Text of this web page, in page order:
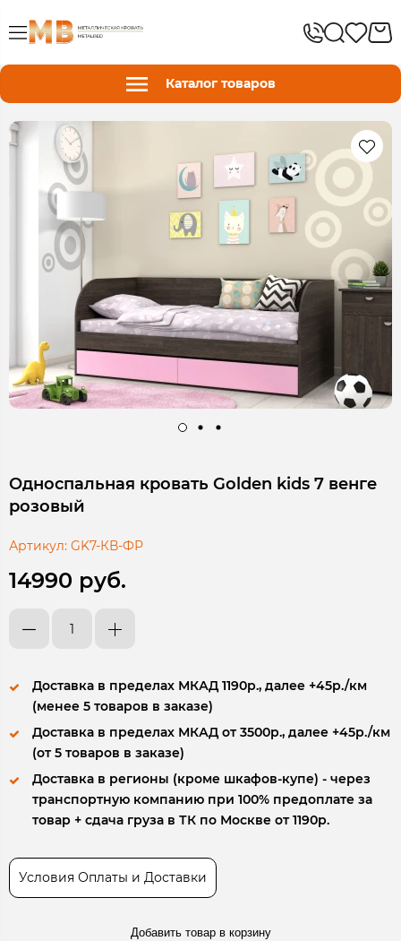
Каталог товаров
Односпальная кровать Golden kids 7 венге
розовый
Артикул: GK7-КВ-ФР
14990 руб.
Доставка в пределах МКАД 1190р., далее +45р./км
(менее 5 товаров в заказе)
Доставка в пределах МКАД от 3500р., далее +45р./км
(от 5 товаров в заказе)
Доставка в регионы (кроме шкафов-купе) - через
транспортную компанию при 100% предоплате за
товар + сдача груза в ТК по Москве от 1190р.
Условия Оплаты и Доставки
Добавить товар в корзину